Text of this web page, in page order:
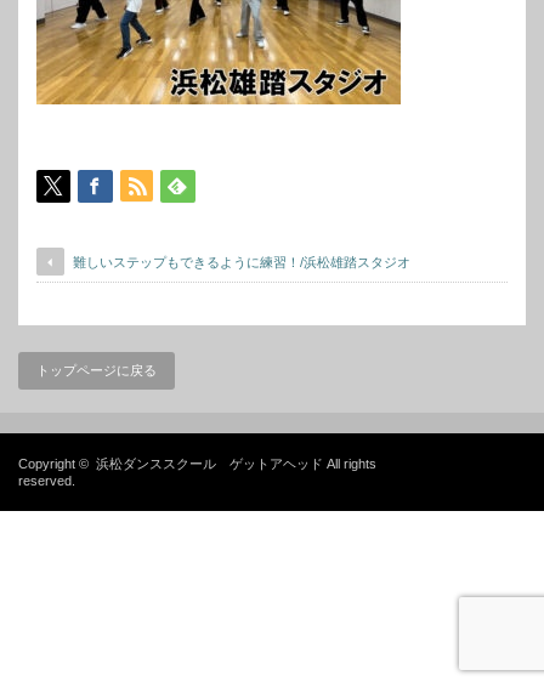
難しいステップもできるように練習！/浜松雄踏スタジオ
トップページに戻る
Copyright © 浜松ダンススクール ゲットアヘッド All rights
reserved.